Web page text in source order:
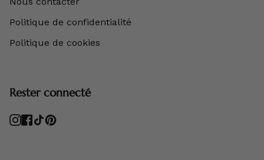
Politique de confidentialité
Politique de cookies
Rester connecté
Instagram
Facebook
TikTokPinterest